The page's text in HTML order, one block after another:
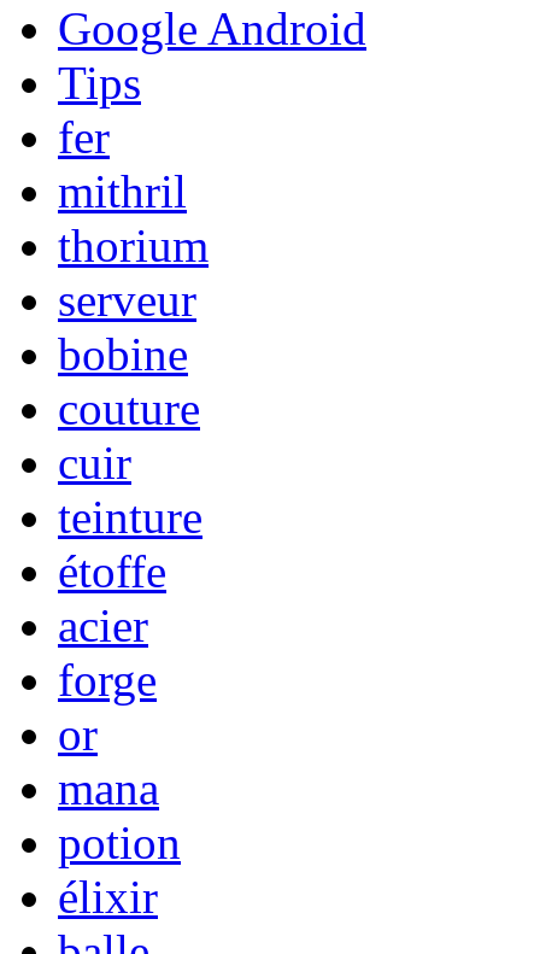
Google Android
Tips
fer
mithril
thorium
serveur
bobine
couture
cuir
teinture
étoffe
acier
forge
or
mana
potion
élixir